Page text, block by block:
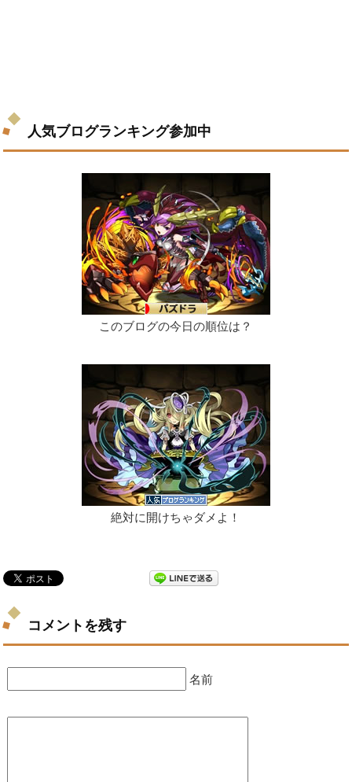
人気ブログランキング参加中
このブログの今日の順位は？
絶対に開けちゃダメよ！
コメントを残す
名前